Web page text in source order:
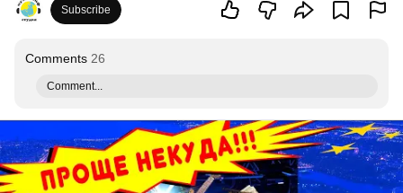
Subscribe
Comments 26
Comment...